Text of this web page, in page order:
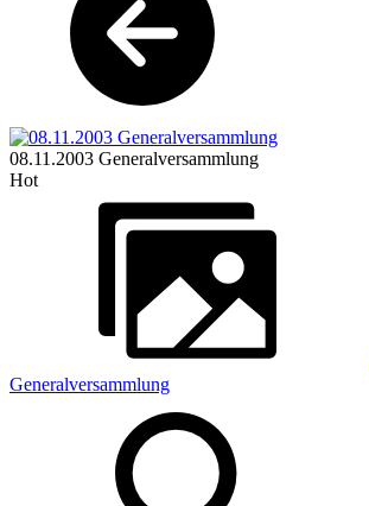
08.11.2003 Generalversammlung
Hot
Generalversammlung